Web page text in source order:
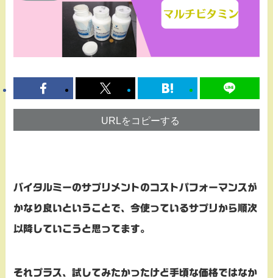
URLをコピーする
バイタルミーのサプリメントのコストパフォーマンスが
かなり良いということで、今使っているサプリから順次
以降していこうと思ってます。
それプラス、試してみたかったけど手頃な価格ではなか